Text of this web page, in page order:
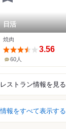
日活
焼肉
3.56
60人
ストラン情報を見る
報をすべて表示する